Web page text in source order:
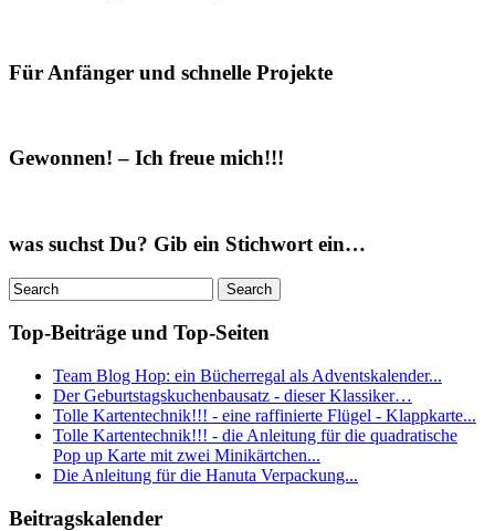
Für Anfänger und schnelle Projekte
Gewonnen! – Ich freue mich!!!
was suchst Du? Gib ein Stichwort ein…
Top-Beiträge und Top-Seiten
Team Blog Hop: ein Bücherregal als Adventskalender...
Der Geburtstagskuchenbausatz - dieser Klassiker…
Tolle Kartentechnik!!! - eine raffinierte Flügel - Klappkarte...
Tolle Kartentechnik!!! - die Anleitung für die quadratische
Pop up Karte mit zwei Minikärtchen...
Die Anleitung für die Hanuta Verpackung...
Beitragskalender